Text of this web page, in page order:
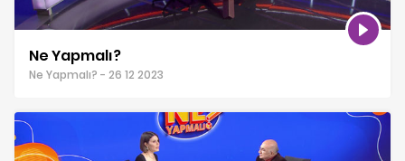
Ne Yapmalı?
Ne Yapmalı? - 26 12 2023